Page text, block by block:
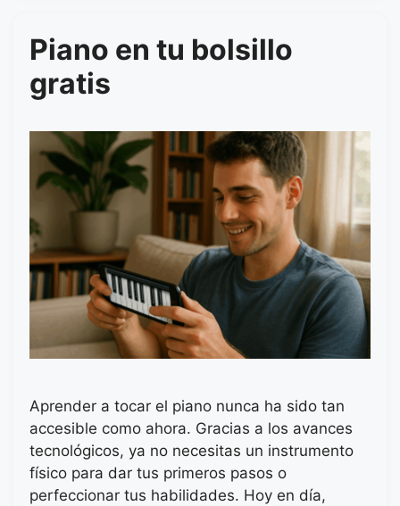
Piano en tu bolsillo
gratis
Aprender a tocar el piano nunca ha sido tan
accesible como ahora. Gracias a los avances
tecnológicos, ya no necesitas un instrumento
físico para dar tus primeros pasos o
perfeccionar tus habilidades. Hoy en día,